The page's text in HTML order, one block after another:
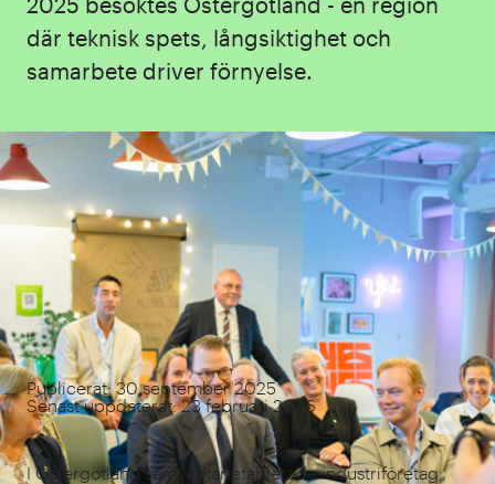
där teknisk spets, långsiktighet och
samarbete driver förnyelse.
Publicerat: 30 september 2025
Senast uppdaterat: 23 februari 2026
I Östergötland samverkar etablerade industriföretag,